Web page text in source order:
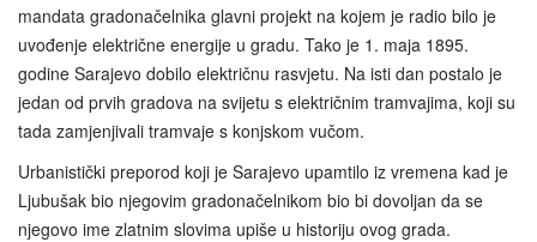
mandata gradonačelnika glavni projekt na kojem je radio bilo je
uvođenje električne energije u gradu. Tako je 1. maja 1895.
godine Sarajevo dobilo električnu rasvjetu. Na isti dan postalo je
jedan od prvih gradova na svijetu s električnim tramvajima, koji su
tada zamjenjivali tramvaje s konjskom vučom.
Urbanistički preporod koji je Sarajevo upamtilo iz vremena kad je
Ljubušak bio njegovim gradonačelnikom bio bi dovoljan da se
njegovo ime zlatnim slovima upiše u historiju ovog grada.